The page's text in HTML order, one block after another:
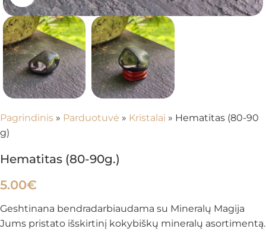
Pagrindinis » Parduotuvė » Kristalai » Hematitas (80-90
g)
Hematitas (80-90g.)
5.00€
Geshtinana bendradarbiaudama su Mineralų Magija
Jums pristato išskirtinį kokybiškų mineralų asortimentą.